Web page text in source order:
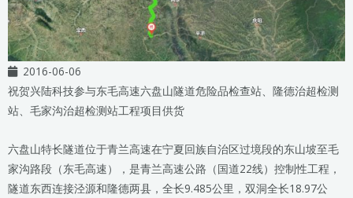
2016-06-06
祝贺兴陆科技参与东毛高速六盘山隧道危险品检查站、隆德治超检测
站、毛家沟治超检测站工程项目供货
六盘山特长隧道位于青兰高速在宁夏回族自治区过境段的东山坡至毛
家沟路段（东毛高速），是青兰高速公路（国道22线）控制性工程，
隧道东西连接泾源和隆德两县，全长9.485公里，双洞全长18.97公